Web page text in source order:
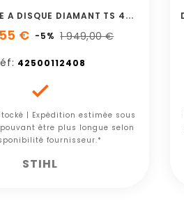
D
ECOUPEUSE A DISQUE DIAMANT TS 480I A STIHL
€ -5% 1 949,00 €
42500112408

| Expédition estimée sous
être plus longue selon
fournisseur.*
STIHL